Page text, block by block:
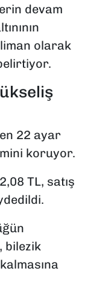
devam
olarak
22 ayar
koruyor.
TL, satış
bilezik